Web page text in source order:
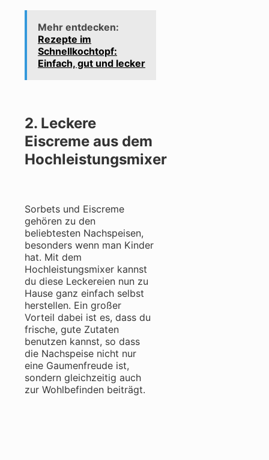
Mehr entdecken:
Rezepte im
Schnellkochtopf:
Einfach, gut und lecker
2. Leckere
Eiscreme aus dem
Hochleistungsmixer
Sorbets und Eiscreme
gehören zu den
beliebtesten Nachspeisen,
besonders wenn man Kinder
hat. Mit dem
Hochleistungsmixer kannst
du diese Leckereien nun zu
Hause ganz einfach selbst
herstellen. Ein großer
Vorteil dabei ist es, dass du
frische, gute Zutaten
benutzen kannst, so dass
die Nachspeise nicht nur
eine Gaumenfreude ist,
sondern gleichzeitig auch
zur Wohlbefinden beiträgt.